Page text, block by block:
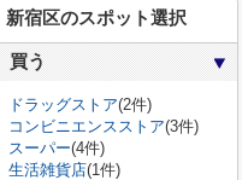
新宿区のスポット選択
買う
ドラッグストア(2件)
コンビニエンスストア(3件)
スーパー(4件)
生活雑貨店(1件)